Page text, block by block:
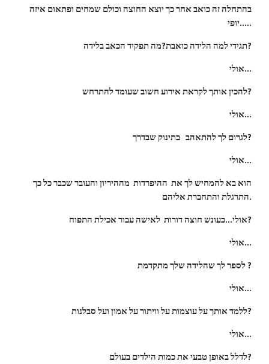
יופי.....
תגידי למה הלידה כואבת?מה תפקיד הכאב בלידה?
אולי...
להכין אותך לקראת אירוע חשוב שעומד להתרחש?
אולי...
לגרום לך להתאהב   בתינוק שבדרך?
אולי...
התרגלת והתחברת אליהם.
אולי...כעונש חוצה דורות  לאישה עבור אכילת התפוח?
אולי...
לספר לך שהלידה שלך מתקדמת ?
אולי...
ללמד אותך על עוצמות על וויתור על אמון ועל סבלנות?
אולי...
לדלל באופן טבעי את כמות הילדים בעולם?